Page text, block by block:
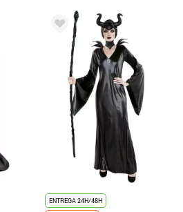
ENTREGA 24H/48H